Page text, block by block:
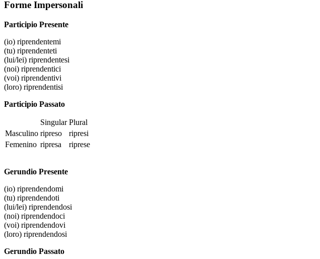
Forme Impersonali
Participio Presente
(io) riprendentemi
(tu) riprendenteti
(lui/lei) riprendentesi
(noi) riprendentici
(voi) riprendentivi
(loro) riprendentisi
Participio Passato
Singular Plural
Masculino ripreso
ripresi
Femenino ripresa riprese
Gerundio Presente
(io) riprendendomi
(tu) riprendendoti
(lui/lei) riprendendosi
(noi) riprendendoci
(voi) riprendendovi
(loro) riprendendosi
Gerundio Passato